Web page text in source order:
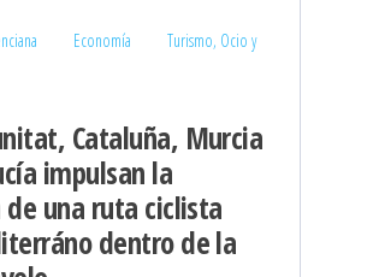
Economía
Turismo, Ocio y
Cataluña, Murcia
impulsan la
de una ruta ciclista
dentro de la